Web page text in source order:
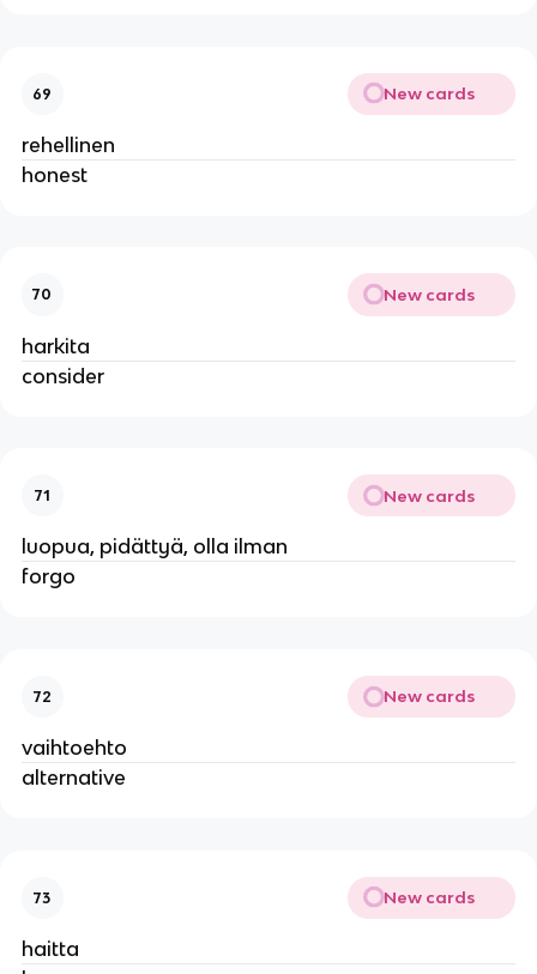
69 New cards
rehellinen
honest
70 New cards
harkita
consider
71 New cards
luopua, pidättyä, olla ilman
forgo
72 New cards
vaihtoehto
alternative
73 New cards
haitta